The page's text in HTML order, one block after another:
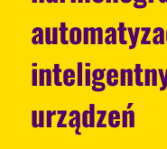
urządzeń